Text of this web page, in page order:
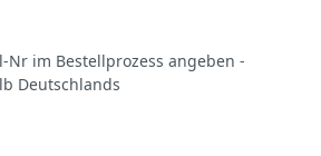
Nr im Bestellprozess angeben -
Deutschlands